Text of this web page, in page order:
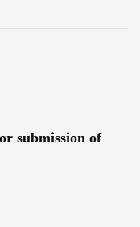
submission of